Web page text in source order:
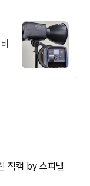
직캠 by 스피넬